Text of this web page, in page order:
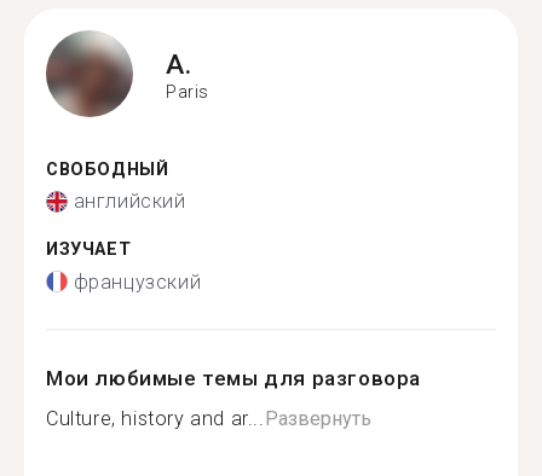
A.
Paris
СВОБОДНЫЙ
английский
ИЗУЧАЕТ
французский
Мои любимые темы для разговора
Culture, history and ar... Развернуть